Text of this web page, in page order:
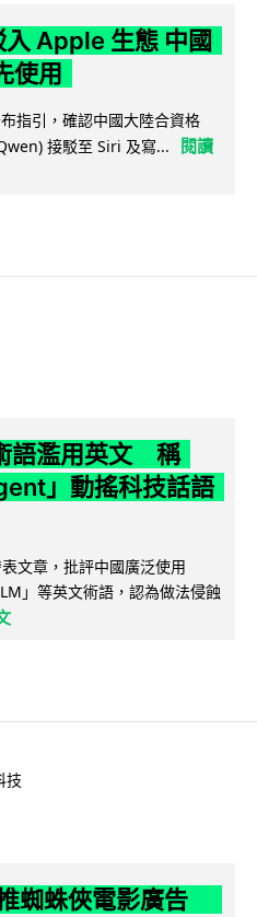
Apple 生態 中國
使用
指引，確認中國大陸合資格
接駁至 Siri 及寫...
閱讀
語濫用英文 稱
」動搖科技話語
文章，批評中國廣泛使用
」等英文術語，認為做法侵蝕
技
蜘蛛俠電影廣告